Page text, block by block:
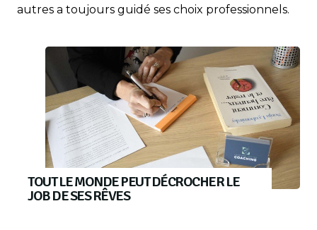
autres a toujours guidé ses choix professionnels.
TOUT LE MONDE PEUT DÉCROCHER LE
JOB DE SES RÊVES